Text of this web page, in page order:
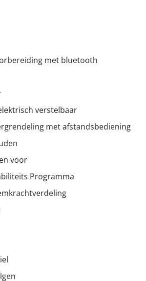
met bluetooth
verstelbaar
met afstandsbediening
voor
Programma